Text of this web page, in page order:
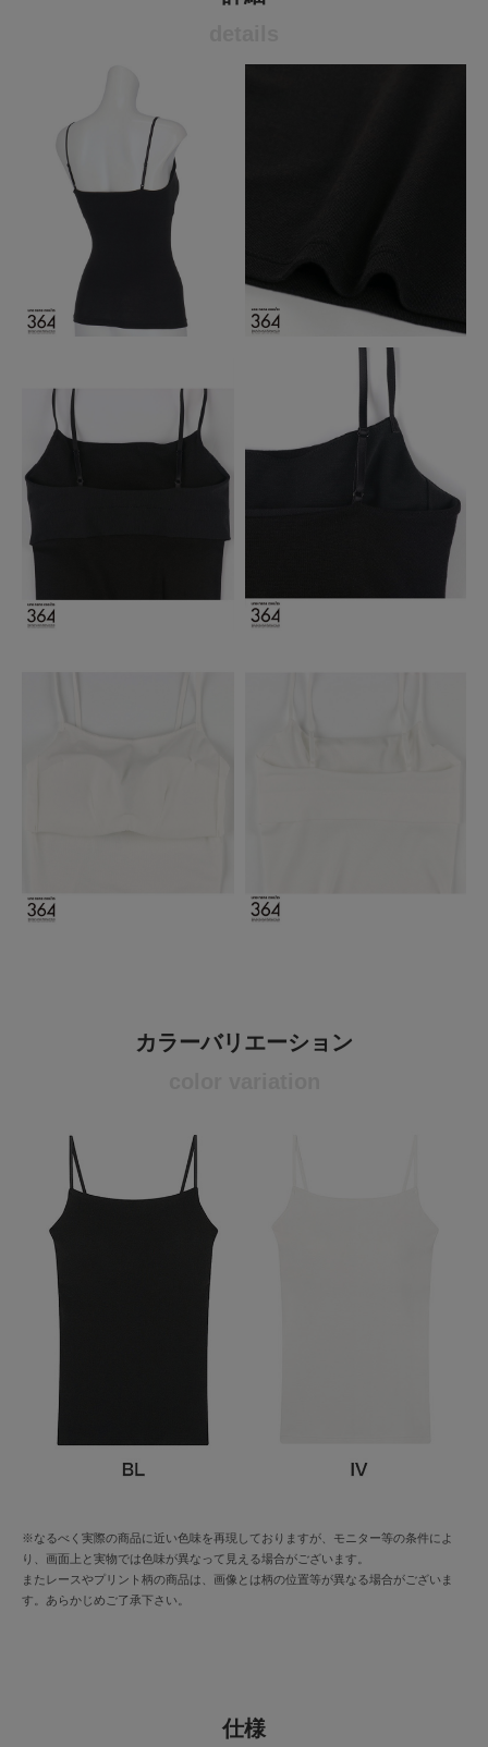
カラーバリエーション
※なるべく実際の商品に近い色味を再現しておりますが、モニター等の条件によ
り、画面上と実物では色味が異なって見える場合がございます。
またレースやプリント柄の商品は、画像とは柄の位置等が異なる場合がございま
す。あらかじめご了承下さい。
仕様